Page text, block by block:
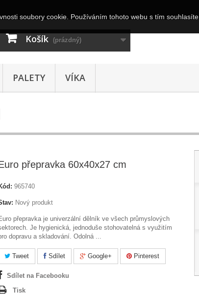
Košík (prázdný)
PALETY VÍKA
přepravka 60x40x27 cm
965740
Nový produkt
přepravka je univerzální dělník ve všech průmyslových
Je hygienická, jednoduše stohovatelná s využitím
dopravu a skladování. Odolná ...
Tweet Sdílet Google+ Pinterest
Sdílet na Facebooku
Tisk
soubory cookie. Používáním tohoto webu s tím souhlasíte.